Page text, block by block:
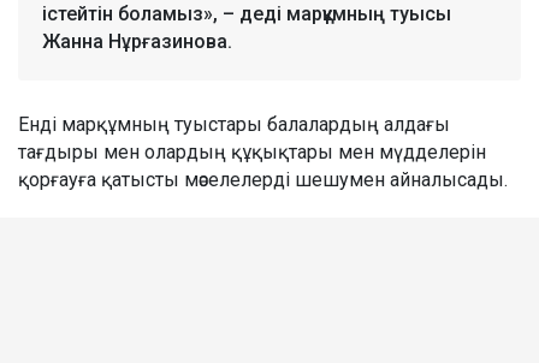
істейтін боламыз», – деді марқұмның туысы
Жанна Нұрғазинова.
Енді марқұмның туыстары балалардың алдағы
тағдыры мен олардың құқықтары мен мүдделерін
қорғауға қатысты мәселелерді шешумен айналысады.